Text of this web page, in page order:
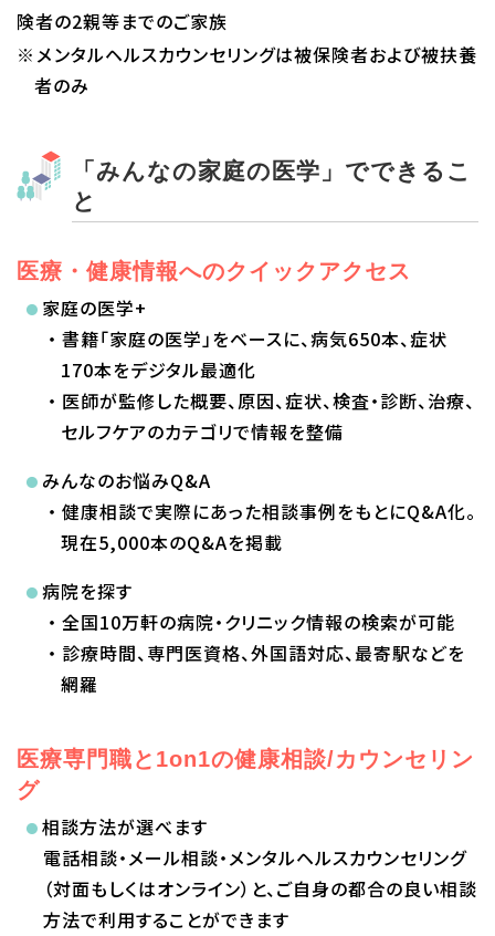
険者の2親等までのご家族
※メンタルヘルスカウンセリングは被保険者および被扶養
者のみ
「みんなの家庭の医学」でできるこ
と
医療・健康情報へのクイックアクセス
家庭の医学+
・書籍「家庭の医学」をベースに、病気650本、症状
170本をデジタル最適化
・医師が監修した概要、原因、症状、検査・診断、治療、
セルフケアのカテゴリで情報を整備
みんなのお悩みQ&A
・健康相談で実際にあった相談事例をもとにQ&A化。
現在5,000本のQ&Aを掲載
病院を探す
・全国10万軒の病院・クリニック情報の検索が可能
・診療時間、専門医資格、外国語対応、最寄駅などを
網羅
医療専門職と1on1の健康相談/カウンセリン
グ
相談方法が選べます
電話相談・メール相談・メンタルヘルスカウンセリング
（対面もしくはオンライン）と、ご自身の都合の良い相談
方法で利用することができます